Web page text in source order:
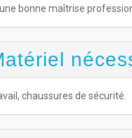
bonne maîtrise
chaussures de sécurité.